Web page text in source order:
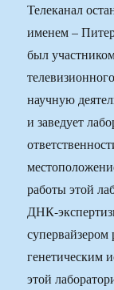
Телеканал
именем –
был
научную
и заведует
работы этой
ДНК-
генетическим
этой